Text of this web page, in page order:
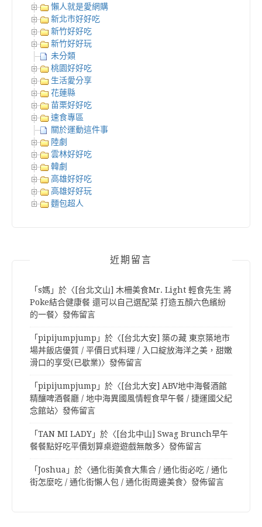
懶人就是愛網購
新北市好好吃
新竹好好吃
新竹好好玩
未分類
桃園好好吃
生活愛分享
花蓮縣
苗栗好好吃
速食專區
關於運動這件事
陸劇
雲林好好吃
韓劇
高雄好好吃
高雄好好玩
麵包超人
近期留言
「s媽 」於〈 [台北文山] 木柵美食Mr. Light 輕食先生 將
Poke結合健康餐 還可以自己選配菜 打造五顏六色繽紛
的一餐〉發佈留言
「pipijumpjump 」於〈 [台北大安] 築の藏 東京築地市
場丼飯店優質 / 平價日式料理 / 入口綻放海洋之美，甜嫩
滑口的享受(已歇業)〉發佈留言
「pipijumpjump 」於〈 [台北大安] ABV地中海餐酒館
精釀啤酒餐廳 / 地中海異國風情輕食早午餐 / 捷運國父紀
念館站〉發佈留言
「TAN MI LADY」於〈 [台北中山] Swag Brunch早午
餐餐點好吃平價划算桌遊遊戲無敵多〉發佈留言
「Joshua 」於〈通化街美食大集合 / 通化街必吃 / 通化
街怎麼吃 / 通化街懶人包 / 通化街周邊美食〉發佈留言